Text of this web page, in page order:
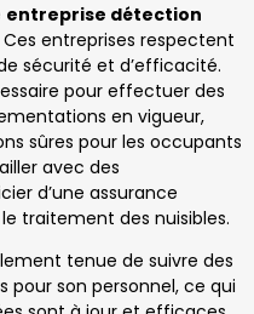
entreprise détection
entreprises respectent
sécurité et d’efficacité.
pour effectuer des
en vigueur,
sûres pour les occupants
avec des
d’une assurance
traitement des nuisibles.
tenue de suivre des
son personnel, ce qui